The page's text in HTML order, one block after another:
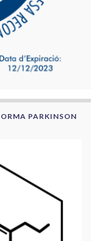
PARKINSON